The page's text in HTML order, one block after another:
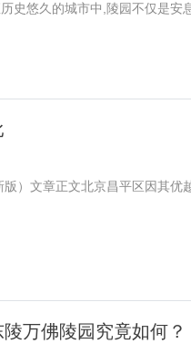
史悠久的城市中,陵园不仅是安
）文章正文北京昌平区因其优
万佛陵园究竟如何？